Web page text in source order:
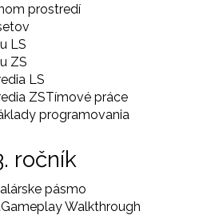
prostredí
LS
ZS
LS
ZSTímové práce
programovania
ročník
pásmo
Gameplay Walkthrough